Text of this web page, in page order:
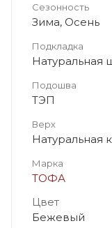
Сезонность
Зима, Осень
Подкладка
Натуральная
Подошва
ТЭП
Верх
Натуральная
Марка
ТОФА
Цвет
Бежевый